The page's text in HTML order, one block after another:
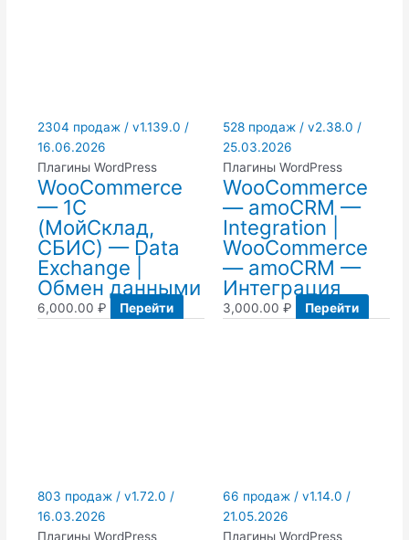
2304 продаж / v1.139.0 /
16.06.2026
Плагины WordPress
WooCommerce
— 1C
(МойСклад,
СБИС) — Data
Exchange |
Обмен данными
6,000.00₽ Перейти
528 продаж / v2.38.0 /
25.03.2026
Плагины WordPress
WooCommerce
— amoCRM —
Integration |
WooCommerce
— amoCRM —
Интеграция
3,000.00 ₽ Перейти
803 продаж / v1.72.0 /
16.03.2026
Плагины WordPress
66 продаж / v1.14.0 /
21.05.2026
Плагины WordPress